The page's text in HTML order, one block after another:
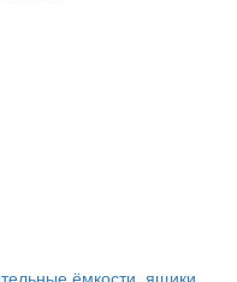
ёмкости, ящики